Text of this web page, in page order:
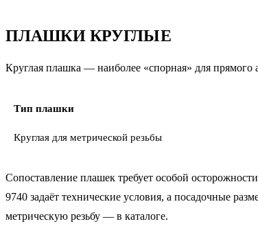
ПЛАШКИ КРУГЛЫЕ
Круглая плашка — наиболее «спорная» для прямого
Тип плашки
Круглая для метрической резьбы
Сопоставление плашек требует особой
9740 задаёт технические условия, а посадочные
метрическую резьбу — в каталоге.